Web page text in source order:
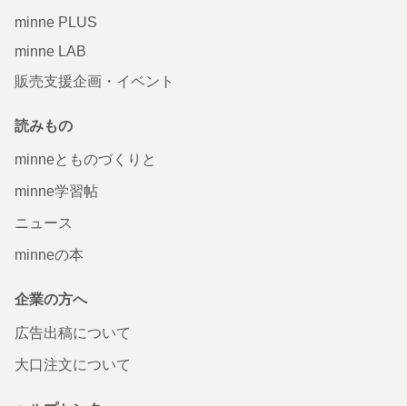
minne PLUS
minne LAB
販売支援企画・イベント
読みもの
minneとものづくりと
minne学習帖
ニュース
minneの本
企業の方へ
広告出稿について
大口注文について